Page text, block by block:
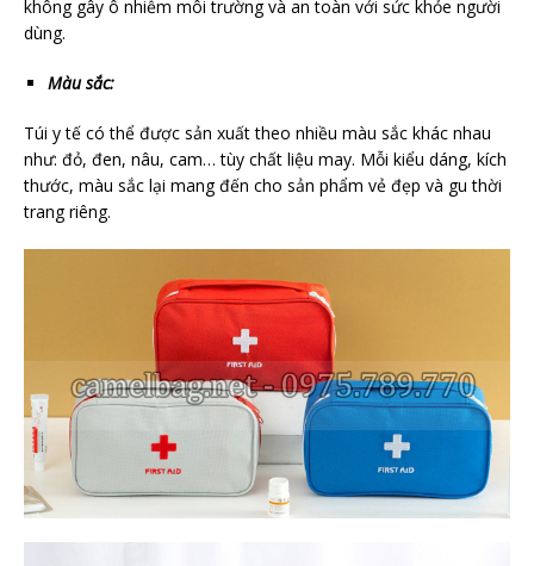
không gây ô nhiễm môi trường và an toàn với sức khỏe người
dùng.
Màu sắc:
Túi y tế có thể được sản xuất theo nhiều màu sắc khác nhau
như: đỏ, đen, nâu, cam… tùy chất liệu may. Mỗi kiểu dáng, kích
thước, màu sắc lại mang đến cho sản phẩm vẻ đẹp và gu thời
trang riêng.